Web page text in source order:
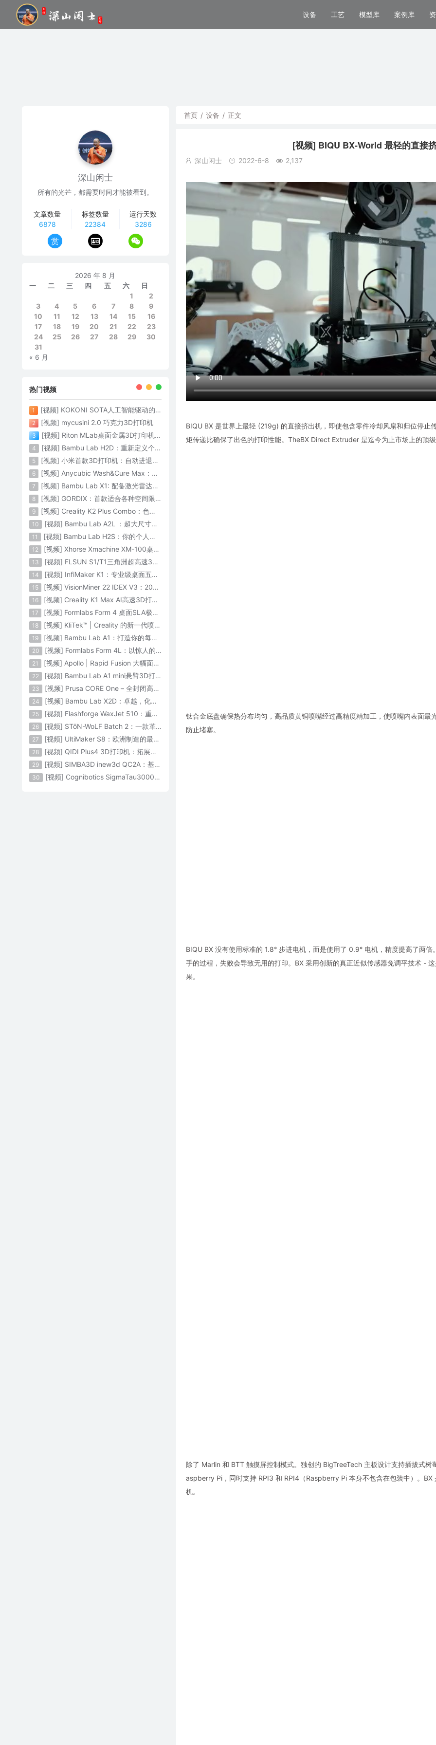
设备 工艺 模型库 案例库
首页 / 设备 / 正文
[视频] BIQU BX-World 最轻的直接
深山闲士 2022-6-8 2,137
BIQU BX 是世界上最轻 (219g) 的直接挤出机，即使包含零件冷却风扇和归位停
矩传递比确保了出色的打印性能。TheBX Direct Extruder 是迄今为止市场上的顶
钛合金底盘确保热分布均匀，高品质黄铜喷嘴经过高精度精加工，使喷嘴内表面
防止堵塞。
BIQU BX 没有使用标准的 1.8° 步进电机，而是使用了 0.9° 电机，精度提高了两
手的过程，失败会导致无用的打印。BX 采用创新的真正近似传感器免调平技术 -
果。
除了 Marlin 和 BTT 触摸屏控制模式。独创的 BigTreeTech 主板设计支持插拔式
aspberry Pi，同时支持 RPI3 和 RPI4（Raspberry Pi 本身不包含在包装中）。
机。
深山闲士
所有的光芒，都需要时间才能被看到。
文章数量
6878
标签数量
22384
运行天数
3286
赏
2026 年 8 月
一
二 三 四 五 六
日
1
2
3
4 5 6 7 8
9
10
11 12 13 14 15
16
17
18 19 20 21 22
23
24
25 26 27 28 29
30
31
« 6 月
热门视频
1 [视频] KOKONI SOTA人工智能驱动的3D打印革命 倒立打印600mm/s
2 [视频] mycusini 2.0 巧克力3D打印机
3 [视频] Riton MLab桌面金属3D打印机：体积小性能强大
4 [视频] Bambu Lab H2D：重新定义个人智造
5 [视频] 小米首款3D打印机：自动进退料、AI云切片、人脸拍照建模 3D玩家兴趣首选
6 [视频] Anycubic Wash&Cure Max：清洗+后固化二合一设备
7 [视频] Bambu Lab X1: 配备激光雷达和人工智能的CoreXY彩色3D打印机
8 [视频] GORDIX：首款适合各种空间限制的3合1便携式数控机床
9 [视频] Creality K2 Plus Combo：色彩与尺寸的史诗级飞跃
10 [视频] Bambu Lab A2L ：超大尺寸家用打印机 告别拆件 轻松一体成型
11 [视频] Bambu Lab H2S：你的个人智造中心
12 [视频] Xhorse Xmachine XM-100桌面级五轴CNC机床：卓越的精度和效率
13 [视频] FLSUN S1/T1三角洲超高速3D打印机 打印速度1200mm/s
14 [视频] InfiMaker K1：专业级桌面五轴数控机床
15 [视频] VisionMiner 22 IDEX V3：2024年最佳工程材料3D打印机
16 [视频] Creality K1 Max AI高速3D打印机：600mm/s打印速度 史诗般的飞跃
17 [视频] Formlabs Form 4 桌面SLA极速3D打印机 工业级打印质量
18 [视频] KliTek™ | Creality 的新一代喷嘴更换系统
19 [视频] Bambu Lab A1：打造你的每一份热爱
20 [视频] Formlabs Form 4L：以惊人的速度获得工业级部件
21 [视频] Apollo | Rapid Fusion 大幅面颗粒3D打印系统
22 [视频] Bambu Lab A1 mini悬臂3D打印机：让多色打印成为标配
23 [视频] Prusa CORE One – 全封闭高速CoreXY 3D打印机配备主动腔体温度控制
24 [视频] Bambu Lab X2D：卓越，化繁为简！
25 [视频] Flashforge WaxJet 510：重新定义精度 专为K金珠宝铸造而生
26 [视频] STōN-WoLF Batch 2：一款革命性的“飞行龙门架”3D打印机
27 [视频] UltiMaker S8：欧洲制造的最快的桌面双材料专业3D打印机
28 [视频] QIDI Plus4 3D打印机：拓展您的想象力
29 [视频] SIMBA3D inew3d QC2A：基于AI建模的桌面全彩色3D打印机
30 [视频] Cognibotics SigmaTau3000 轻型机器人：智能制造的未来